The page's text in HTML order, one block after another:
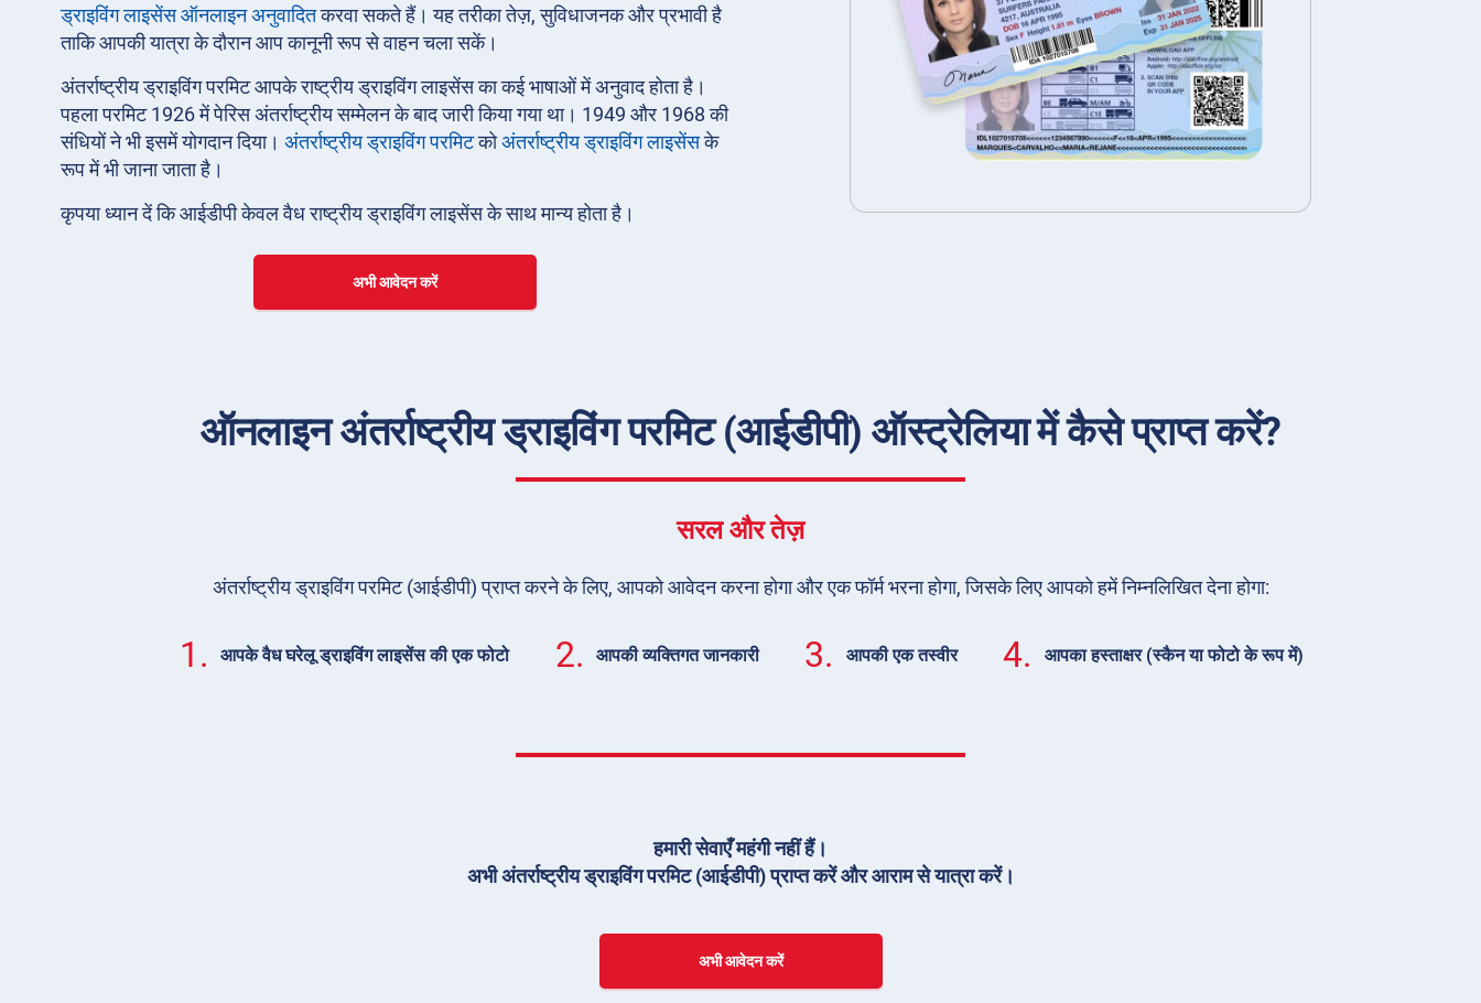
ड्राइविंग लाइसेंस ऑनलाइन अनुवादितकरवा सकते हैं। यह तरीका तेज़, सुविधाजनक और प्रभावी है
ताकि आपकी यात्रा के दौरान आप कानूनी रूप से वाहन चला सकें।
अंतर्राष्ट्रीय ड्राइविंग परमिट आपके राष्ट्रीय ड्राइविंग लाइसेंस का कई भाषाओं में अनुवाद होता है।
पहला परमिट 1926 में पेरिस अंतर्राष्ट्रीय सम्मेलन के बाद जारी किया गया था। 1949 और 1968 की
संधियों ने भी इसमें योगदान दिया। अंतर्राष्ट्रीय ड्राइविंग परमिटकोअंतर्राष्ट्रीय ड्राइविंग लाइसेंसके
रूप में भी जाना जाता है।
कृपया ध्यान दें कि आईडीपी केवल वैध राष्ट्रीय ड्राइविंग लाइसेंस के साथ मान्य होता है।
अभी आवेदन करें
ऑनलाइन अंतर्राष्ट्रीय ड्राइविंग परमिट (आईडीपी) ऑस्ट्रेलिया में कैसे प्राप्त करें?
सरल और तेज़
अंतर्राष्ट्रीय ड्राइविंग परमिट (आईडीपी) प्राप्त करने के लिए, आपको आवेदन करना होगा और एक फॉर्म भरना होगा, जिसके लिए आपको हमें निम्नलिखित देना होगा:
1. आपके वैध घरेलू ड्राइविंग लाइसेंस की एक फोटो 2. आपकी व्यक्तिगत जानकारी 3. आपकी एक तस्वीर 4. आपका हस्ताक्षर (स्कैन या फोटो के रूप में)
हमारी सेवाएँ महंगी नहीं हैं।
अभी अंतर्राष्ट्रीय ड्राइविंग परमिट (आईडीपी) प्राप्त करें और आराम से यात्रा करें।
अभी आवेदन करें